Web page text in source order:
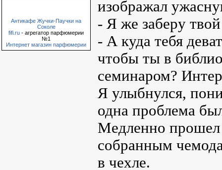
Антикафе Жучки-Паучки на
Соколе
fifi.ru - агрегатор парфюмерии
№1
Интернет магазин парфюмерии
изображал
- Я же заберу
- А куда тебя
чтобы ты в
семинаром?
Я улыбнулся,
одна проблема
Медленно прошел
собранным
в чехле.